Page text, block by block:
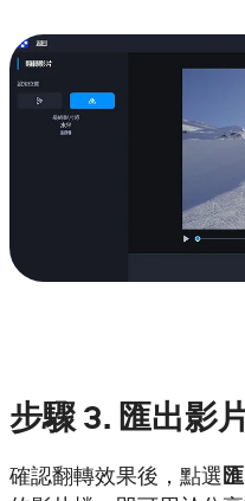
步驟3. 匯出影
確認翻轉效果後，點選